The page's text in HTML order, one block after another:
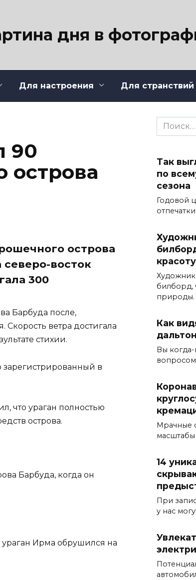
дня в
Для настроения Для странствий
90
острова
острова
восток
300
Барбуда после,
ветра достигала
стихии.
в
что ураган полностью
острова.
Барбуда, когда он
Ирма обрушился на
Search
for:
Так
по
сезона
Годовой
билборд,
природы.
Как
Вы когда-
Мрачные
14
При
у нас